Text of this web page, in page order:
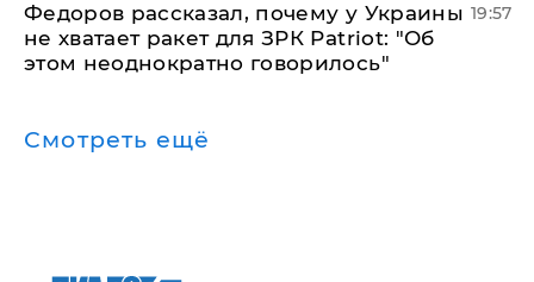
Федоров рассказал, почему у Украины
не хватает ракет для ЗРК Patriot: "Об
этом неоднократно говорилось"
19:57
Смотреть ещё